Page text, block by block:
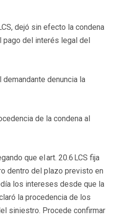
dejó sin efecto la condena
del interés legal del
denuncia la
de la condena al
que el art. 20.6 LCS fija
dentro del plazo previsto en
los intereses desde que la
la procedencia de los
siniestro. Procede confirmar